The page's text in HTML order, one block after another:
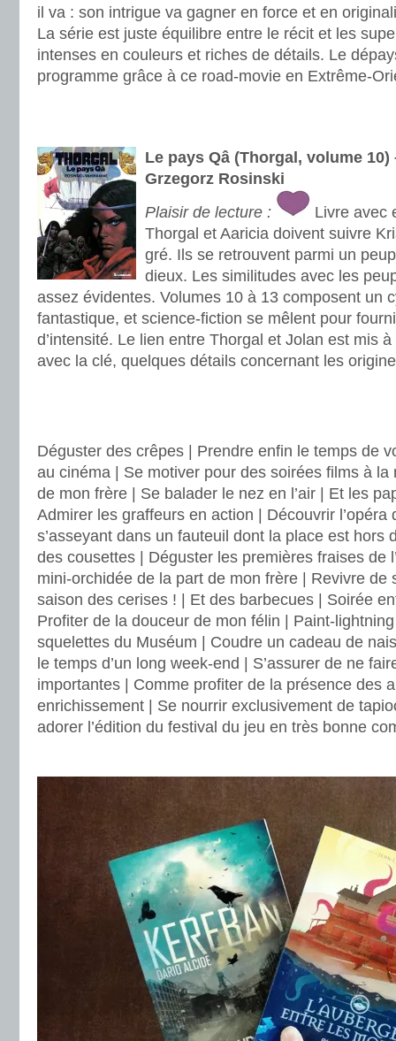
il va : son intrigue va gagner en force et en
La série est juste équilibre entre le récit et les
intenses en couleurs et riches de détails. Le
programme grâce à ce road-movie en Extrême-
Le pays Qâ (Thorgal, volume 10)
Grzegorz Rosinski
Plaisir de lecture :
Livre avec
Thorgal et Aaricia doivent suivre
gré. Ils se retrouvent parmi un
dieux. Les similitudes avec les
assez évidentes. Volumes 10 à 13 composent un
fantastique, et science-fiction se mêlent pour
d’intensité. Le lien entre Thorgal et Jolan est mis
avec la clé, quelques détails concernant les
Déguster des crêpes | Prendre enfin le temps de
au cinéma | Se motiver pour des soirées films à la
de mon frère | Se balader le nez en l’air | Et les
Admirer les graffeurs en action | Découvrir l’opéra
s’asseyant dans un fauteuil dont la place est hors
des cousettes | Déguster les premières fraises de
mini-orchidée de la part de mon frère | Revivre de
saison des cerises ! | Et des barbecues | Soirée
Profiter de la douceur de mon félin | Paint-
squelettes du Muséum | Coudre un cadeau de
le temps d’un long week-end | S’assurer de ne
importantes | Comme profiter de la présence des
enrichissement | Se nourrir exclusivement de
adorer l’édition du festival du jeu en très bonne